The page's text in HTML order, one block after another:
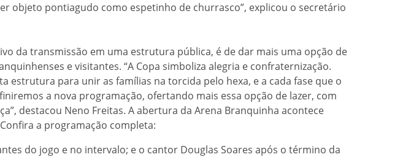
objeto pontiagudo como espetinho de churrasco”, explicou o secretário
da transmissão em uma estrutura pública, é de dar mais uma opção de
e visitantes. “A Copa simboliza alegria e confraternização.
estrutura para unir as famílias na torcida pelo hexa, e a cada fase que o
a nova programação, ofertando mais essa opção de lazer, com
destacou Neno Freitas. A abertura da Arena Branquinha acontece
a programação completa:
antes do jogo e no intervalo; e o cantor Douglas Soares após o término da